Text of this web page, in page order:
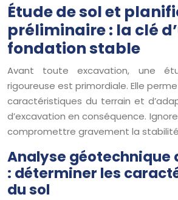
Étude de sol et
préliminaire : la clé
fondation stable
Avant toute excavation, une
rigoureuse est primordiale. Elle
caractéristiques du terrain et
d’excavation en conséquence.
compromettre gravement la
Analyse géotechnique
: déterminer les
du sol